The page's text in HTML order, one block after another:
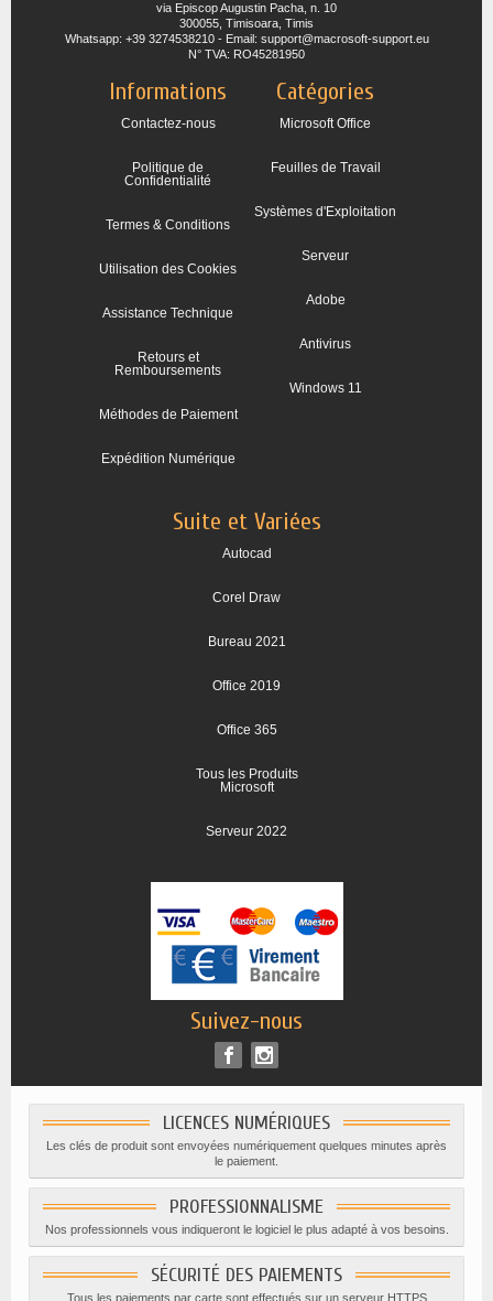
via Episcop Augustin Pacha, n. 10
300055, Timisoara, Timis
Whatsapp: +39 3274538210 - Email: support@macrosoft-support.eu
N° TVA: RO45281950
Informations
Contactez-nous
Politique de
Confidentialité
Termes & Conditions
Utilisation des Cookies
Assistance Technique
Retours et
Remboursements
Méthodes de Paiement
Expédition Numérique
Catégories
Microsoft Office
Feuilles de Travail
Systèmes d'Exploitation
Serveur
Adobe
Antivirus
Windows 11
Suite et Variées
Autocad
Corel Draw
Bureau 2021
Office 2019
Office 365
Tous les Produits
Microsoft
Serveur 2022
Suivez-nous
LICENCES NUMÉRIQUES
Les clés de produit sont envoyées numériquement quelques minutes après
le paiement.
PROFESSIONNALISME
Nos professionnels vous indiqueront le logiciel le plus adapté à vos besoins.
SÉCURITÉ DES PAIEMENTS
Tous les paiements par carte sont effectués sur un serveur HTTPS